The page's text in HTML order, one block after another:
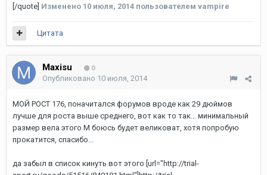
[/quote] Изменено 10 июля, 2014 пользователем vampire
Цитата
Maxisu 0
Опубликовано 10 июля, 2014
МОЙ РОСТ 176, поначитался форумов вроде как 29 дюймов
лучше для роста выше среднего, вот как то так... минимальный
размер вела этого М боюсь будет великоват, хотя попробую
прокатится, спасибо...
да забыл в список кинуть вот этого [url="http://trial-